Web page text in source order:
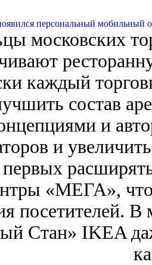
персональный мобильный
московских
каждый
состав
и
и
«МЕГА»,
посетителей.
Стан» IKEA